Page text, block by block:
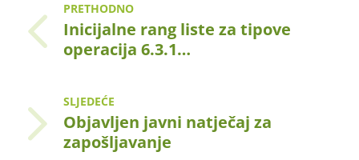
PRETHODNO
Inicijalne rang liste za tipove
operacija 6.3.1…
SLJEDEĆE
Objavljen javni natječaj za
zapošljavanje